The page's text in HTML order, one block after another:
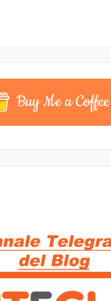
Buy Me a Coffee